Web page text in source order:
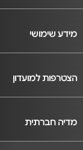
מידע שימושי
הצטרפות למועדון
מדיה חברתית